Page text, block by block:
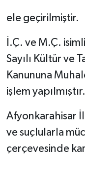
ele geçirilmiştir.
İ.Ç. ve M.Ç.
Sayılı Kültür ve
Kanununa
işlem yapılmıştır.
Afyonkarahisar İl
ve suçlularla
çerçevesinde